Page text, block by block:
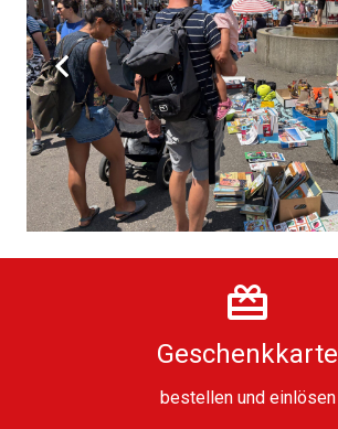
Geschenkkarte
bestellenund einlösen